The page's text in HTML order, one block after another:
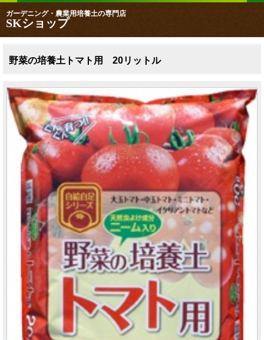
ガーデニング・農業用培養土の専門店
SKショップ
野菜の培養土トマト用 20リットル